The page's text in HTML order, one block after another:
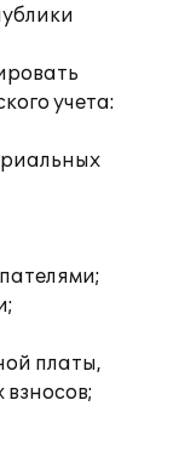
учета:
платы,